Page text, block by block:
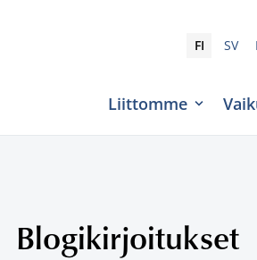
FI SV
Liittomme
Blogikirjoitukset